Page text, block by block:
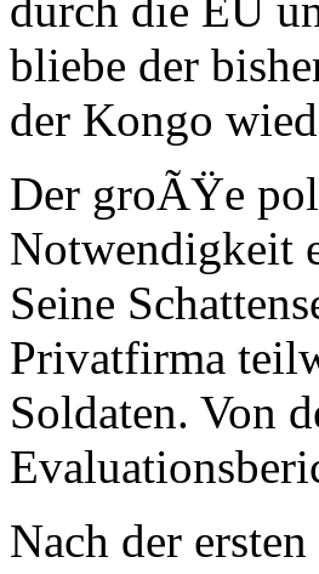
bliebe der
der Kongo
Der groÃŸe
Notwendigkeit
Seine
Privatfirma
Soldaten. Von
Nach der